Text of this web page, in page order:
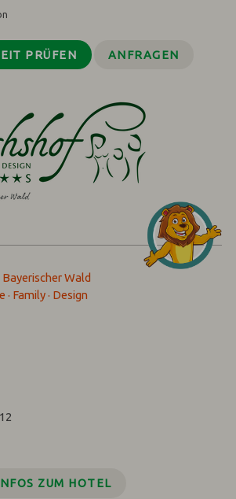
PRÜFEN ANFRAGEN
Wald
Family · Design
ZUM HOTEL